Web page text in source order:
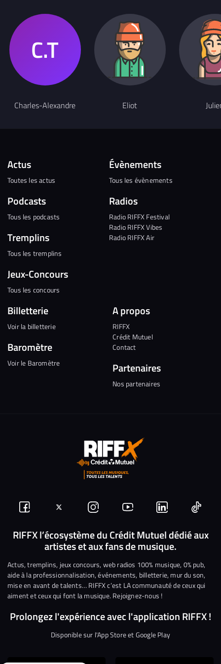
Charles-Alexandre Eliot
Actus
Toutes les actus
Podcasts
Tous les podcasts
Tremplins
Tous les tremplins
Jeux-Concours
Tous les concours
Évènements
Tous les évènements
Radios
Radio RIFFX Festival
Radio RIFFX Vibes
Radio RIFFX Air
Billetterie
Voir la billetterie
Baromètre
Voir le Baromètre
A propos
RIFFX
Crédit Mutuel
Contact
Partenaires
Nos partenaires
Suivez-
nous
Facebook
Suivez-
nous
sur
Twitter
Nous
rejoindre
sur
Instagram
Nous
rejoindre
sur
YouTube
Nous
rejoindre
sur
Linkedin
Nous
RIFFX l’écosystème du Crédit Mutuel dédié aux
artistes et aux fans de musique.
Actus, tremplins, jeux concours, web radios 100% musique, 0% pub,
aide à la professionnalisation, événements, billetterie, mur du son,
mise en avant de talents… RIFFX c’est LA communauté de ceux qui
aiment et ceux qui font la musique. Rejoignez-nous !
Prolongez l'expérience avec l'application RIFFX !
Disponible sur l'App Store et Google Play